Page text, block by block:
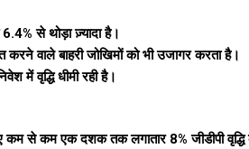
से थोड़ा ज़्यादा है।
करने वाले बाहरी जोखिमों को भी उजागर करता है।
में वृद्धि धीमी रही है।
कम से कम एक दशक तक लगातार 8% जीडीपी